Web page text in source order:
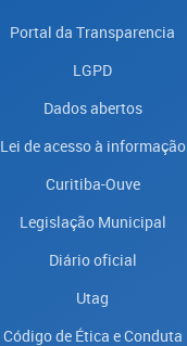
Portal da Transparencia
LGPD
Dados abertos
Lei de acesso à informação
Curitiba-Ouve
Legislação Municipal
Diário oficial
Utag
Código de Ética e Conduta